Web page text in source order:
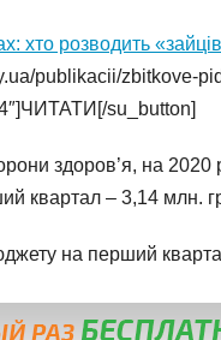
хто розводить
publikacii/zbitkove-
su_button]
здоров’я, на
квартал – 3,14 млн.
на перший